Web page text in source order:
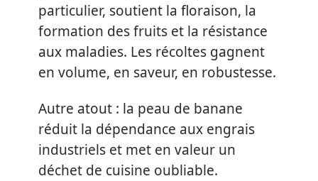
particulier, soutient la floraison, la
formation des fruits et la résistance
aux maladies. Les récoltes gagnent
en volume, en saveur, en robustesse.
Autre atout : la peau de banane
réduit la dépendance aux engrais
industriels et met en valeur un
déchet de cuisine oubliable.